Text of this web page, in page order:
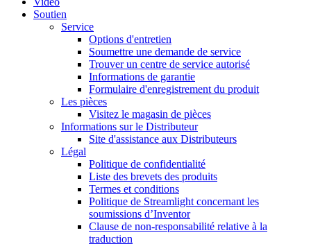
Soutien
Service
Options d'entretien
Soumettre une demande de service
Trouver un centre de service autorisé
Informations de garantie
Formulaire d'enregistrement du produit
Les pièces
Visitez le magasin de pièces
Informations sur le Distributeur
Site d'assistance aux Distributeurs
Légal
Politique de confidentialité
Liste des brevets des produits
Termes et conditions
Politique de Streamlight concernant les
soumissions d’Inventor
Clause de non-responsabilité relative à la
traduction